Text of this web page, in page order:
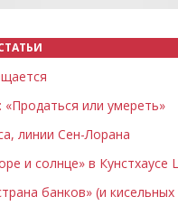
или умереть»
линии Сен-Лорана
и солнце» в Кунстхаусе
банков» (и кисельных